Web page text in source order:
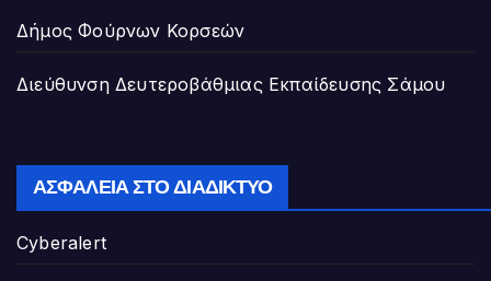
Δήμος Φούρνων Κορσεών
Διεύθυνση Δευτεροβάθμιας Εκπαίδευσης Σάμου
ΑΣΦΆΛΕΙΑ ΣΤΟ ΔΙΑΔΊΚΤΥΟ
Cyberalert